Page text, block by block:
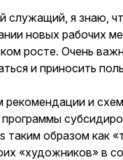
служащий, я знаю,
новых рабочих
росте. Очень
и приносить
рекомендации и
программы
таким образом как
«художников» в